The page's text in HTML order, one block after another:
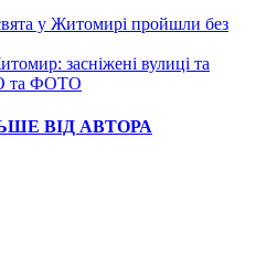
у Житомирі пройшли без
засніжені вулиці та
та ФОТО
ВІД АВТОРА